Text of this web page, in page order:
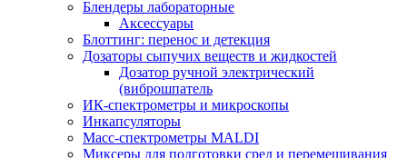
Блендеры лабораторные
Аксессуары
Блоттинг: перенос и детекция
Дозаторы сыпучих веществ и жидкостей
Дозатор ручной электрический
(виброшпатель
ИК-спектрометры и микроскопы
Инкапсуляторы
Масс-спектрометры MALDI
Миксеры для подготовки сред и перемешивания